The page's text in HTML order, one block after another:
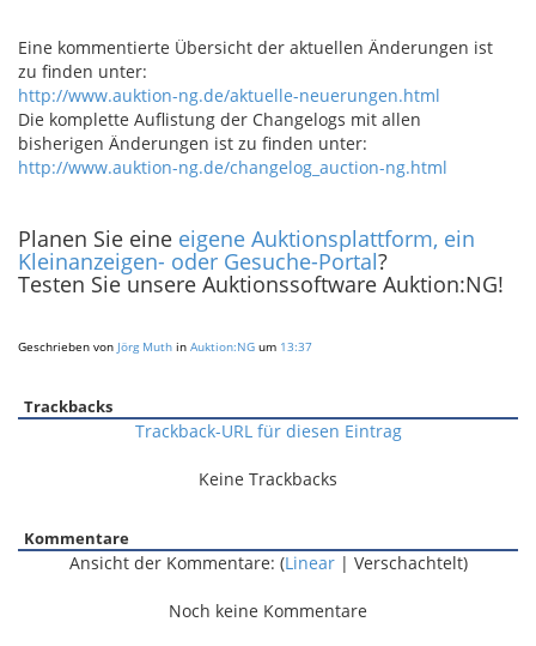
Eine kommentierte Übersicht der aktuellen Änderungen ist
zu finden unter:
http://www.auktion-ng.de/aktuelle-neuerungen.html
Die komplette Auflistung der Changelogs mit allen
bisherigen Änderungen ist zu finden unter:
http://www.auktion-ng.de/changelog_auction-ng.html
Planen Sie eine eigene Auktionsplattform, ein
Kleinanzeigen- oder Gesuche-Portal?
Testen Sie unsere Auktionssoftware Auktion:NG!
Geschrieben von Jörg Muth in Auktion:NG um 13:37
Trackbacks
Trackback-URL für diesen Eintrag
Keine Trackbacks
Kommentare
Ansicht der Kommentare: (Linear| Verschachtelt)
Noch keine Kommentare